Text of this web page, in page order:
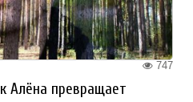
747
Алёна превращает